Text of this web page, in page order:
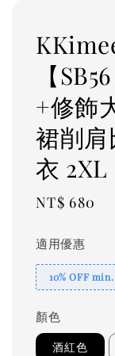
【
+修飾
裙削
衣 2XL
Regular
NT$ 680
適用優惠
10% OFF
顏色
酒紅色